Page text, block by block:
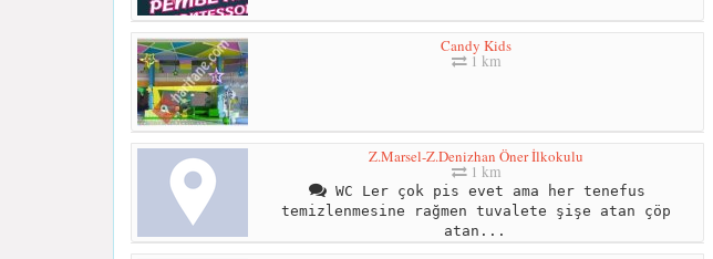
Candy Kids
1 km
Z.Marsel-Z.Denizhan Öner İlkokulu
1 km
WC Ler çok pis evet ama her tenefus
temizlenmesine rağmen tuvalete şişe atan çöp
atan...